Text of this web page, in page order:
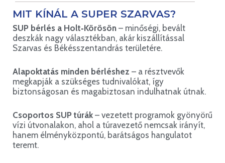
MIT KÍNÁL A SUPER SZARVAS?
SUP bérlés a Holt‑Körösön – minőségi, bevált
deszkák nagy választékban, akár kiszállítással
Szarvas és Békésszentandrás területére.
Alapoktatás minden bérléshez – a résztvevők
megkapják a szükséges tudnivalókat, így
biztonságosan és magabiztosan indulhatnak útnak.
Csoportos SUP túrák – vezetett programok gyönyörű
vízi útvonalakon, ahol a túravezető nemcsak irányít,
hanem élményközpontú, barátságos hangulatot
teremt.